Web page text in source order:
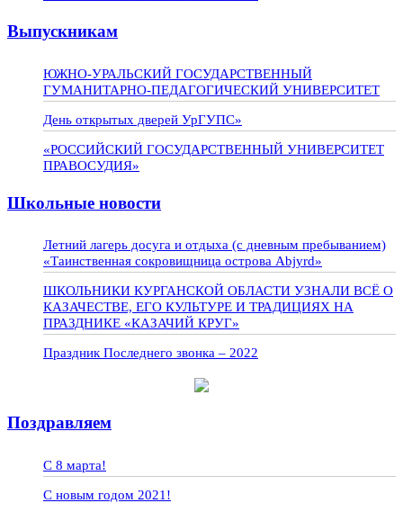
Выпускникам
ЮЖНО-УРАЛЬСКИЙ ГОСУДАРСТВЕННЫЙ
ГУМАНИТАРНО-ПЕДАГОГИЧЕСКИЙ УНИВЕРСИТЕТ
День открытых дверей УрГУПС»
«РОССИЙСКИЙ ГОСУДАРСТВЕННЫЙ УНИВЕРСИТЕТ
ПРАВОСУДИЯ»
Школьные новости
Летний лагерь досуга и отдыха (с дневным пребыванием)
«Таинственная сокровищница острова Abjyrd»
ШКОЛЬНИКИ КУРГАНСКОЙ ОБЛАСТИ УЗНАЛИ ВСЁ О
КАЗАЧЕСТВЕ, ЕГО КУЛЬТУРЕ И ТРАДИЦИЯХ НА
ПРАЗДНИКЕ «КАЗАЧИЙ КРУГ»
Праздник Последнего звонка – 2022
Поздравляем
С 8 марта!
С новым годом 2021!